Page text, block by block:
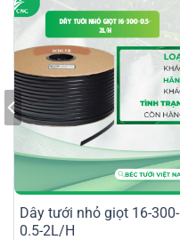
Dây tưới nhỏ giọt 16-300-
0.5-2L/H